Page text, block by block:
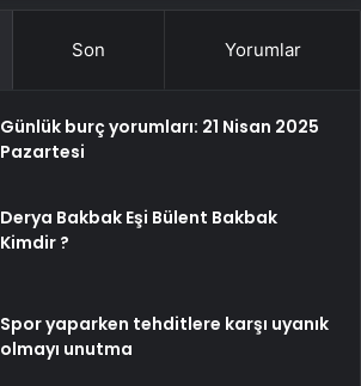
Son Yorumlar
Günlük burç yorumları: 21 Nisan 2025
Pazartesi
Derya Bakbak Eşi Bülent Bakbak
Kimdir ?
Spor yaparken tehditlere karşı uyanık
olmayı unutma